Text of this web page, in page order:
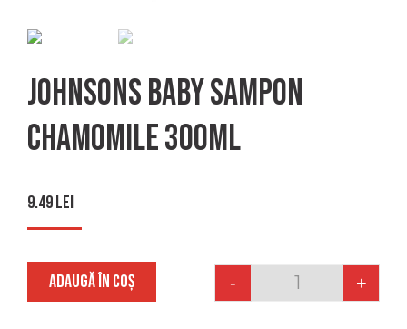
Johnsons baby sampon
chamomile 300ml
9.49lei
Quantity
- +
ADAUGĂ ÎN COȘ